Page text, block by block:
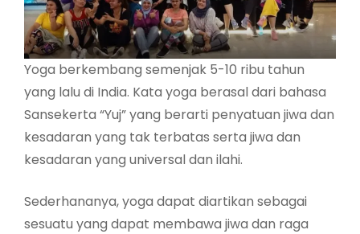
Yoga berkembang semenjak 5-10 ribu tahun
yang lalu di India. Kata yoga berasal dari bahasa
Sansekerta “Yuj” yang berarti penyatuan jiwa dan
kesadaran yang tak terbatas serta jiwa dan
kesadaran yang universal dan ilahi.
Sederhananya, yoga dapat diartikan sebagai
sesuatu yang dapat membawa jiwa dan raga